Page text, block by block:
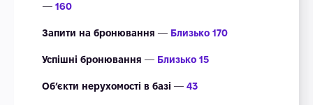
— 160
Запити на бронювання — Близько 170
Успішні бронювання — Близько 15
Об’єкти нерухомості в базі — 43